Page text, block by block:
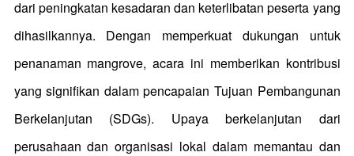
dari peningkatan kesadaran dan keterlibatan peserta yang
dihasilkannya. Dengan memperkuat dukungan untuk
penanaman mangrove, acara ini memberikan kontribusi
yang signifikan dalam pencapaian Tujuan Pembangunan
Berkelanjutan (SDGs). Upaya berkelanjutan dari
perusahaan dan organisasi lokal dalam memantau dan